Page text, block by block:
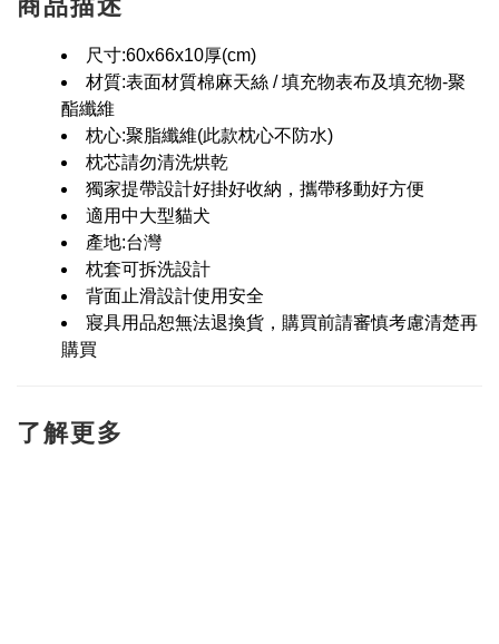
商品描述
尺寸:60x66x10厚(cm)
材質:表面材質棉麻天絲 / 填充物表布及填充物-聚
酯纖維
枕心:聚脂纖維(此款枕心不防水)
枕芯請勿清洗烘乾
獨家提帶設計好掛好收納，攜帶移動好方便
適用中大型貓犬
產地:台灣
枕套可拆洗設計
背面止滑設計使用安全
寢具用品恕無法退換貨，購買前請審慎考慮清楚再
購買
了解更多